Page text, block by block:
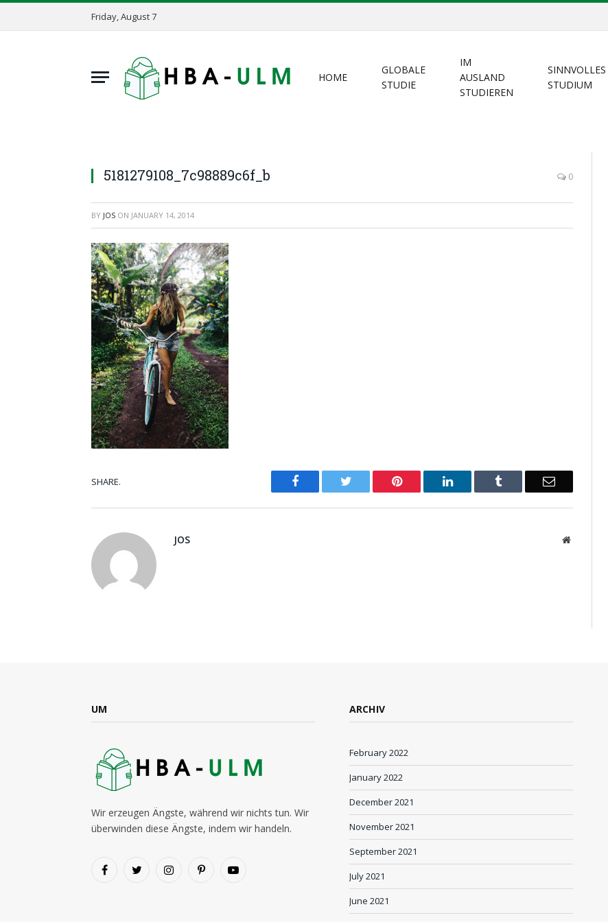
Friday, August 7
HOME
GLOBALE
STUDIE
IM
AUSLAND
STUDIEREN
SINNVOLLES
STUDIUM
5181279108_7c98889c6f_b 0
BY JOS ON JANUARY 14, 2014
SHARE. Facebook Twitter Pinterest LinkedIn Tumblr Email
JOS Website
UM
Wir erzeugen Ängste, während wir nichts tun. Wir
überwinden diese Ängste, indem wir handeln.
FacebookTwitter InstagramPinterestYouTube
ARCHIV
February 2022
January 2022
December 2021
November 2021
September 2021
July 2021
June 2021